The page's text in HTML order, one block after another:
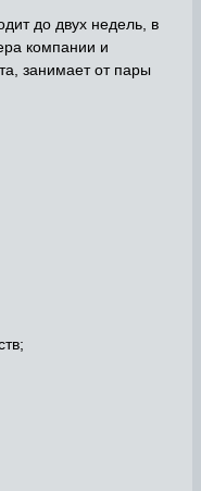
до двух недель, в
компании и
занимает от пары